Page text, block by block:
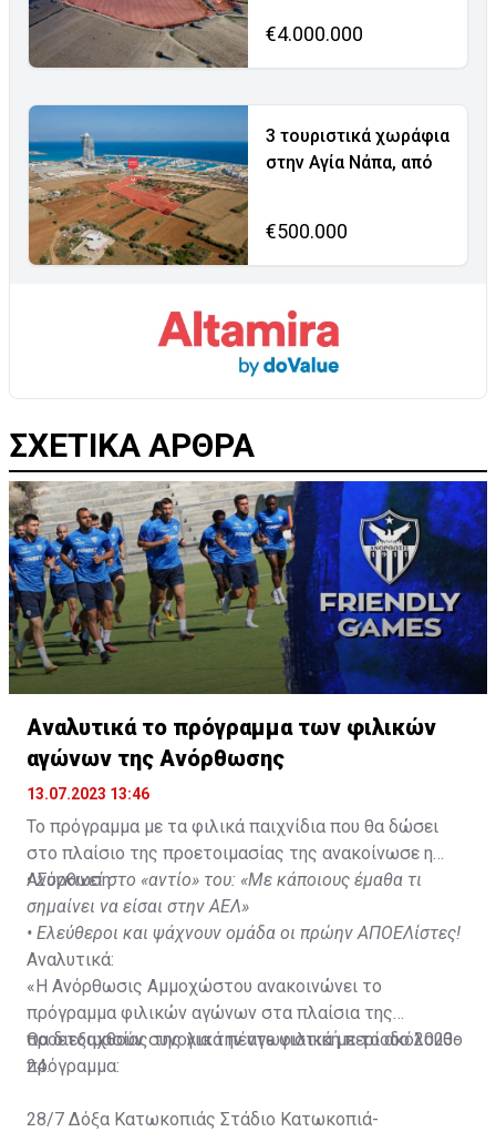
€4.000.000
3 τουριστικά χωράφια
στην Αγία Νάπα, από
€500.000
ΣΧΕΤΙΚΑ ΑΡΘΡΑ
Αναλυτικά το πρόγραμμα των φιλικών
αγώνων της Ανόρθωσης
13.07.2023 13:46
Το πρόγραμμα με τα φιλικά παιχνίδια που θα δώσει
στο πλαίσιο της προετοιμασίας της ανακοίνωσε η
Ανόρθωση.
•Συγκινεί στο «αντίο» του: «Με κάποιους έμαθα τι
σημαίνει να είσαι στην ΑΕΛ»
• Ελεύθεροι και ψάχνουν ομάδα οι πρώην ΑΠΟΕΛίστες!
Αναλυτικά:
«Η Ανόρθωσις Αμμοχώστου ανακοινώνει το
πρόγραμμα φιλικών αγώνων στα πλαίσια της
προετοιμασίας της για την αγωνιστική περίοδο 2023-
24.
Θα διεξαχθούν συνολικά πέντε φιλικά με το ακόλουθο
πρόγραμμα:
28/7 Δόξα Κατωκοπιάς Στάδιο Κατωκοπιά-